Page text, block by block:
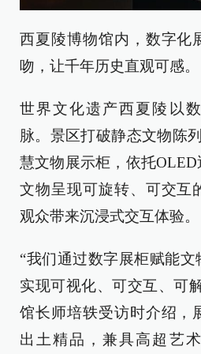
西夏陵博物馆内，数字化
吻，让千年历史直观可感
世界文化遗产西夏陵以
脉。景区打破静态文物陈
慧文物展示柜，依托
文物呈现可旋转、可交互
观众带来沉浸式交互体验。
“我们通过数字展柜赋能
实现可视化、可交互、可
馆长师培轶受访时介绍，
出土精品，兼具高超艺